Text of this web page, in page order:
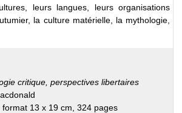
leurs langues, leurs organisations
la culture matérielle, la mythologie,
critique, perspectives libertaires
format 13 x 19 cm, 324 pages